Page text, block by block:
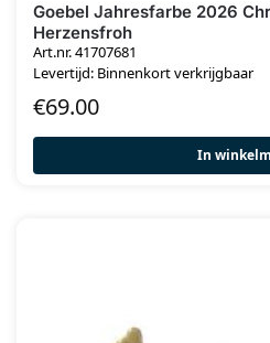
Goebel Jahresfarbe 2026
Herzensfroh
Art.nr. 41707681
Levertijd: Binnenkort verkrijgbaar
€69.00
In